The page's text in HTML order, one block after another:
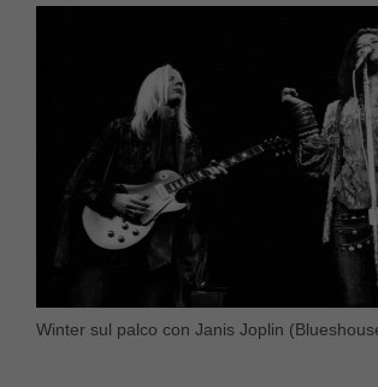
Winter sul palco con Janis Joplin